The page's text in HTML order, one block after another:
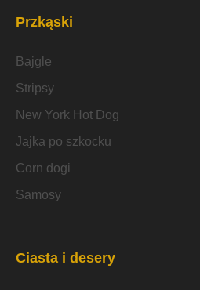
Przkąski
Bajgle
Stripsy
New York Hot Dog
Jajka po szkocku
Corn dogi
Samosy
Ciasta i desery